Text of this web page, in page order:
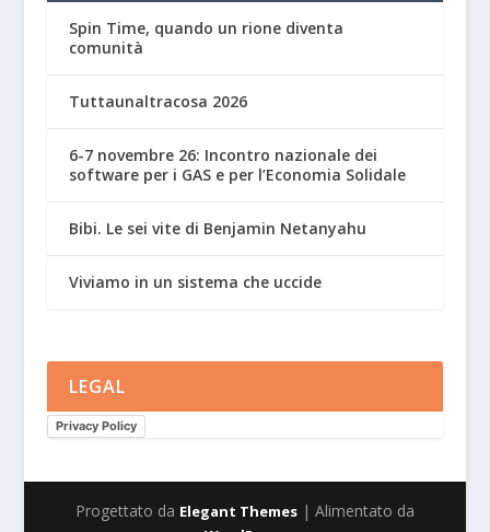
Spin Time, quando un rione diventa
comunità
Tuttaunaltracosa 2026
6-7 novembre 26: Incontro nazionale dei
software per i GAS e per l’Economia Solidale
Bibi. Le sei vite di Benjamin Netanyahu
Viviamo in un sistema che uccide
LEGAL
Privacy Policy
Progettato da Elegant Themes| Alimentato da